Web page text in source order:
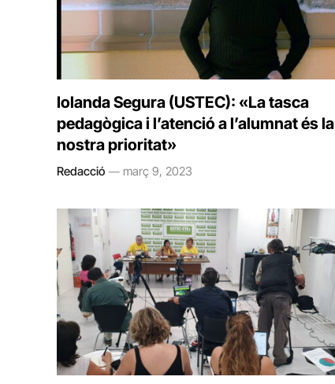
Iolanda Segura (USTEC): «La tasca
pedagògica i l’atenció a l’alumnat és la
nostra prioritat»
Redacció març 9, 2023